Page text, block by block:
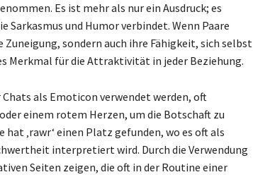
Es ist mehr als nur ein Ausdruck; es
und Humor verbindet. Wenn Paare
Zuneigung, sondern auch ihre Fähigkeit, sich selbst
Merkmal für die Attraktivität in jeder Beziehung.
als Emoticon verwendet werden, oft
einem rotem Herzen, um die Botschaft zu
‚rawr‘ einen Platz gefunden, wo es oft als
interpretiert wird. Durch die Verwendung
Seiten zeigen, die oft in der Routine einer